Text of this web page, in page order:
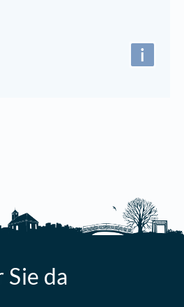
i
da